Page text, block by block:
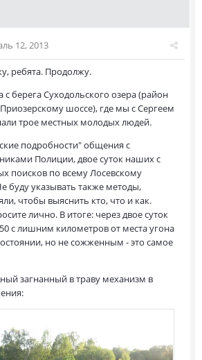
12, 2013
ребята. Продолжу.
с берега Суходольского озера (район
шоссе), где мы с Сергеем
трое местных молодых людей.
подробности" общения с
Полиции, двое суток наших с
поисков по всему Лосевскому
буду указывать также методы,
чтобы выяснить кто, что и как.
лично. В итоге: через двое суток
с лишним километров от места угона
но не сожженным - это самое
загнанный в траву механизм в